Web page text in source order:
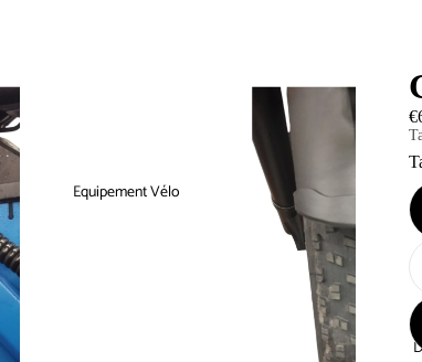
Equipement Vélo